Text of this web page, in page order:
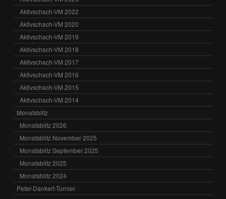
Aktivschach-VM 2022
Aktivschach-VM 2020
Aktivschach-VM 2019
Aktivschach-VM 2018
Aktivschach-VM 2017
Aktivschach-VM 2016
Aktivschach-VM 2015
Aktivschach-VM 2014
Monatsblitz
Monatsblitz 2026
Monatsblitz November 2025
Monatsblitz September 2025
Monatsblitz 2025
Monatsblitz 2024
Peter-Dankert-Turnier